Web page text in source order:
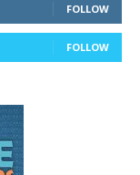
FOLLOW
FOLLOW